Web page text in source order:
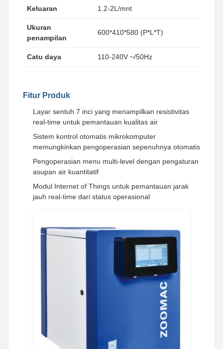
Tentang
Keluaran 1.2-2L/mnt
Ukuran
penampilan
600*410*580 (P*L*T)
Catu daya 110-240V ~/50Hz
Fitur Produk
Layar sentuh 7 inci yang menampilkan resistivitas
real-time untuk pemantauan kualitas air
Sistem kontrol otomatis mikrokomputer
memungkinkan pengoperasian sepenuhnya otomatis
Pengoperasian menu multi-level dengan pengaturan
asupan air kuantitatif
Modul Internet of Things untuk pemantauan jarak
jauh real-time dari status operasional